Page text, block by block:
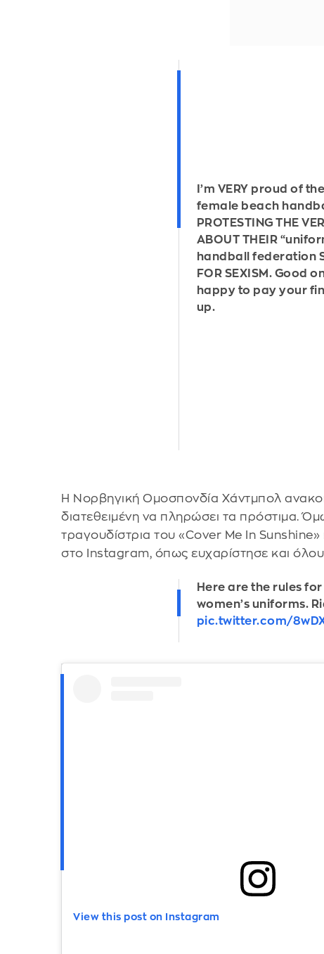
I’m VERY proud of
female beach
PROTESTING THE
ABOUT THEIR
handball federation
FOR SEXISM. Good
happy to pay your
up.
Η Νορβηγική Ομοσπονδία Χάντμπολ
διατεθειμένη να πληρώσει τα πρόστιμα.
τραγουδίστρια του «Cover Me In
στο Instagram, όπως ευχαρίστησε και
Here are the rules for
women’s uniforms.
pic.twitter.com/
View this post on Instagram